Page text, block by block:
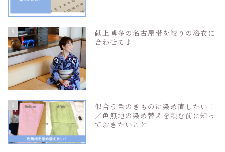
8
献上博多の名古屋帯を絞りの浴衣に
合わせて♪
9
似合う色のきものに染め直したい！
／色無地の染め替えを頼む前に知っ
ておきたいこと